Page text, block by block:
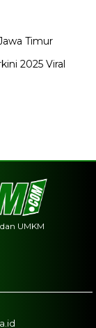
Timur
2025 Viral
UMKM